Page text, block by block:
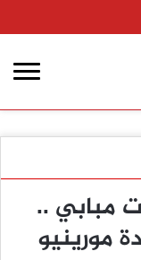
مبابي ..
مورينيو